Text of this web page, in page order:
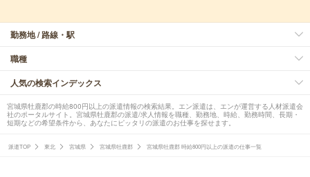
勤務地 / 路線・駅
職種
人気の検索インデックス
宮城県牡鹿郡の時給800円以上の派遣情報の検索結果。エン派遣は、エンが運営する人材派遣会
社のポータルサイト。宮城県牡鹿郡の派遣/求人情報を職種、勤務地、時給、勤務時間、長期・
短期などの希望条件から、あなたにピッタリの派遣のお仕事を探せます。
派遣TOP 東北 宮城県 宮城県牡鹿郡 宮城県牡鹿郡 時給800円以上の派遣の仕事一覧